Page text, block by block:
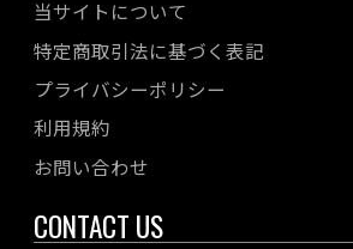
当サイトについて
特定商取引法に基づく表記
プライバシーポリシー
利用規約
お問い合わせ
CONTACT US